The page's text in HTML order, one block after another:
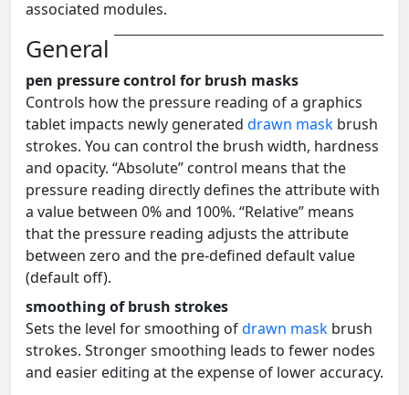
associated modules.
General
pen pressure control for brush masks
Controls how the pressure reading of a graphics
tablet impacts newly generated drawn mask brush
strokes. You can control the brush width, hardness
and opacity. “Absolute” control means that the
pressure reading directly defines the attribute with
a value between 0% and 100%. “Relative” means
that the pressure reading adjusts the attribute
between zero and the pre-defined default value
(default off).
smoothing of brush strokes
Sets the level for smoothing ofdrawn mask brush
strokes. Stronger smoothing leads to fewer nodes
and easier editing at the expense of lower accuracy.